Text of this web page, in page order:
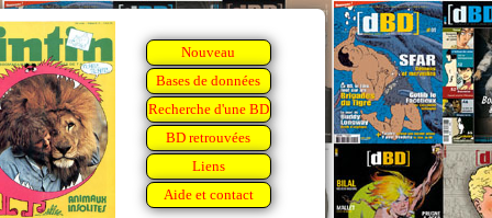
Nouveau
Bases de données
Recherche d'une BD
BD retrouvées
Liens
Aide et contact